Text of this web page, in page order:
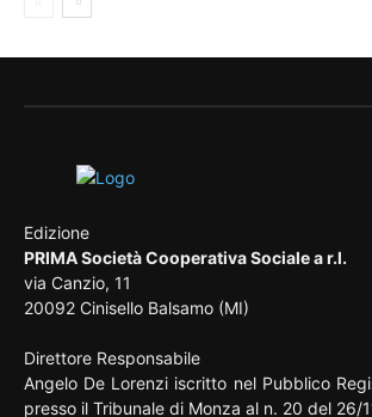
Edizione
PRIMA Società Cooperativa Sociale a r.l.
via Canzio, 11
20092 Cinisello Balsamo (MI)
Direttore Responsabile
Angelo De Lorenzi iscritto nel Pubblico
presso il Tribunale di Monza al n. 20 del 26/